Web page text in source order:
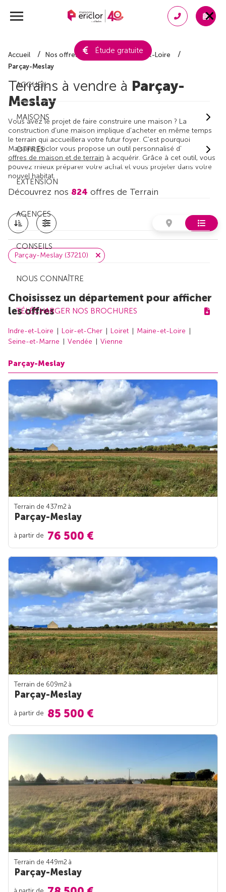
Étude gratuite
ACCUEIL
MAISONS
OFFRES
EXTENSION
AGENCES
CONSEILS
NOUS CONNAÎTRE
TÉLÉCHARGER NOS BROCHURES
Accueil Nos offres de terrain
Indre-et-Loire
Parçay-Meslay
Terrains à vendre à Parçay-
Meslay
Vous avez le projet de faire construire une maison ? La
construction d'une maison implique d'acheter en même temps
le terrain qui accueillera votre futur foyer. C'est pourquoi
Maisons Ericlor vous propose un outil personnalisé d'
offres de maison et de terrain à acquérir. Grâce à cet outil, vous
pouvez mieux préparer votre achat et vous projeter dans votre
nouvel habitat.
Découvrez nos 824 offres de Terrain
Parçay-Meslay (37210)
Choisissez un département pour afficher
les offres
Indre-et-Loire Loir-et-Cher Loiret
Maine-et-Loire
Seine-et-Marne
Vendée Vienne
Parçay-Meslay
Terrain de 437m2 à
Parçay-Meslay
à partir de 76 500 €
Terrain de 609m2 à
Parçay-Meslay
à partir de 85 500 €
Terrain de 449m2 à
Parçay-Meslay